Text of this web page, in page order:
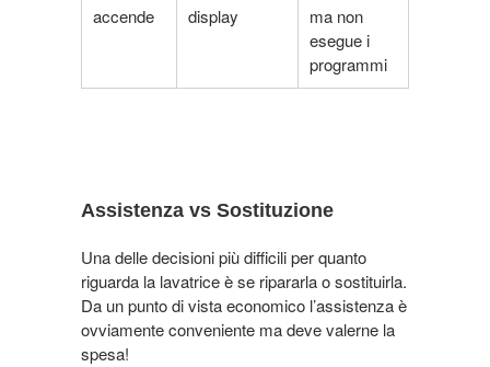
accende
display
ma non
esegue i
programmi
Assistenza vs Sostituzione
Una delle decisioni più difficili per quanto
riguarda la lavatrice è se ripararla o sostituirla.
Da un punto di vista economico l’assistenza è
ovviamente conveniente ma deve valerne la
spesa!